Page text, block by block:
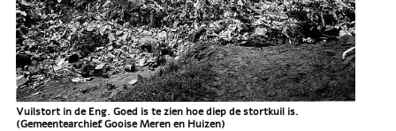
Vuilstort in de Eng. Goed is te zien hoe diep de stortkuil is.
(Gemeentearchief Gooise Meren en Huizen)